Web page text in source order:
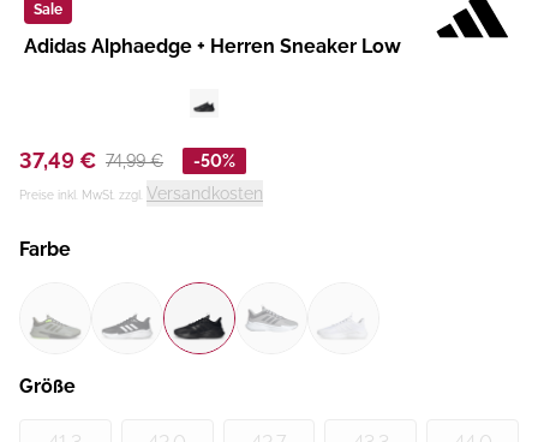
Sale
Hersteller:
​Adidas Alphaedge + Herren Sneaker Low
37,49 € 74,99 € -50%
Preise inkl. MwSt. zzgl. Versandkosten
Farbe
Größe